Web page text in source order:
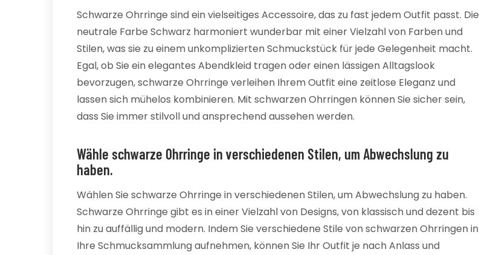
Schwarze Ohrringe sind ein vielseitiges Accessoire, das zu fast jedem Outfit passt. Die
neutrale Farbe Schwarz harmoniert wunderbar mit einer Vielzahl von Farben und
Stilen, was sie zu einem unkomplizierten Schmuckstück für jede Gelegenheit macht.
Egal, ob Sie ein elegantes Abendkleid tragen oder einen lässigen Alltagslook
bevorzugen, schwarze Ohrringe verleihen Ihrem Outfit eine zeitlose Eleganz und
lassen sich mühelos kombinieren. Mit schwarzen Ohrringen können Sie sicher sein,
dass Sie immer stilvoll und ansprechend aussehen werden.
Wähle schwarze Ohrringe in verschiedenen Stilen, um Abwechslung zu
haben.
Wählen Sie schwarze Ohrringe in verschiedenen Stilen, um Abwechslung zu haben.
Schwarze Ohrringe gibt es in einer Vielzahl von Designs, von klassisch und dezent bis
hin zu auffällig und modern. Indem Sie verschiedene Stile von schwarzen Ohrringen in
Ihre Schmucksammlung aufnehmen, können Sie Ihr Outfit je nach Anlass und